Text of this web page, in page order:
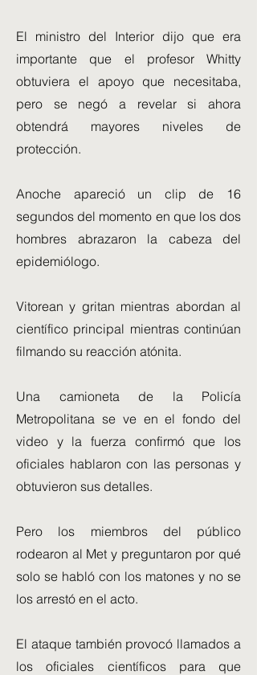
El ministro del Interior dijo que era
importante que el profesor Whitty
obtuviera el apoyo que necesitaba,
pero se negó a revelar si ahora
obtendrá mayores niveles de
protección.
Anoche apareció un clip de 16
segundos del momento en que los dos
hombres abrazaron la cabeza del
epidemiólogo.
Vitorean y gritan mientras abordan al
científico principal mientras continúan
filmando su reacción atónita.
Una camioneta de la Policía
Metropolitana se ve en el fondo del
video y la fuerza confirmó que los
oficiales hablaron con las personas y
obtuvieron sus detalles.
Pero los miembros del público
rodearon al Met y preguntaron por qué
solo se habló con los matones y no se
los arrestó en el acto.
El ataque también provocó llamados a
los oficiales científicos para que